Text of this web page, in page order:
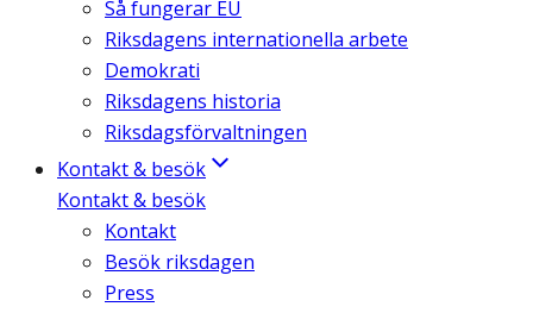
Så fungerar EU
Riksdagens internationella arbete
Demokrati
Riksdagens historia
Riksdagsförvaltningen
Kontakt & besök
Kontakt & besök
Kontakt
Besök riksdagen
Press